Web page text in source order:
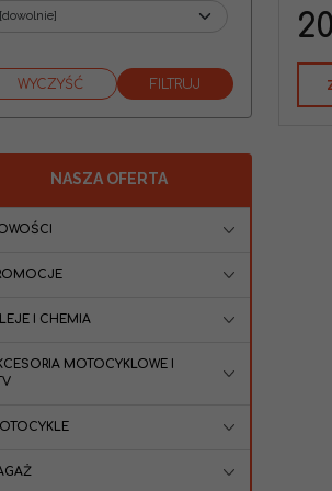
NASZA OFERTA
I CHEMIA
MOTOCYKLOWE I